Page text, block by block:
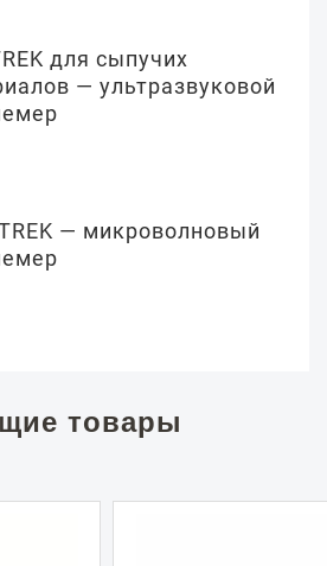
для сыпучих
— ультразвуковой
— микроволновый
товары